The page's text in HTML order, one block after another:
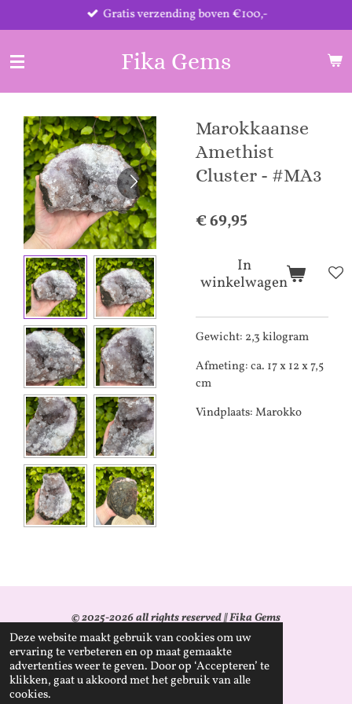
Deze website maakt gebruik van cookies om uw
ervaring te verbeteren en op maat gemaakte
advertenties weer te geven. Door op ‘Accepteren’ te
klikken, gaat u akkoord met het gebruik van alle
cookies.
direct
de
Gratis verzending boven €100,-
Fika Gems
Marokkaanse
Amethist
Cluster - #MA3
€ 69,95
In
winkelwagen
Gewicht: 2,3 kilogram
Afmeting: ca. 17 x 12 x 7,5
cm
Vindplaats: Marokko
© 2025-2026 all rights reserved || Fika Gems
KvK: 96344911
BTW-id: NL005203097B17